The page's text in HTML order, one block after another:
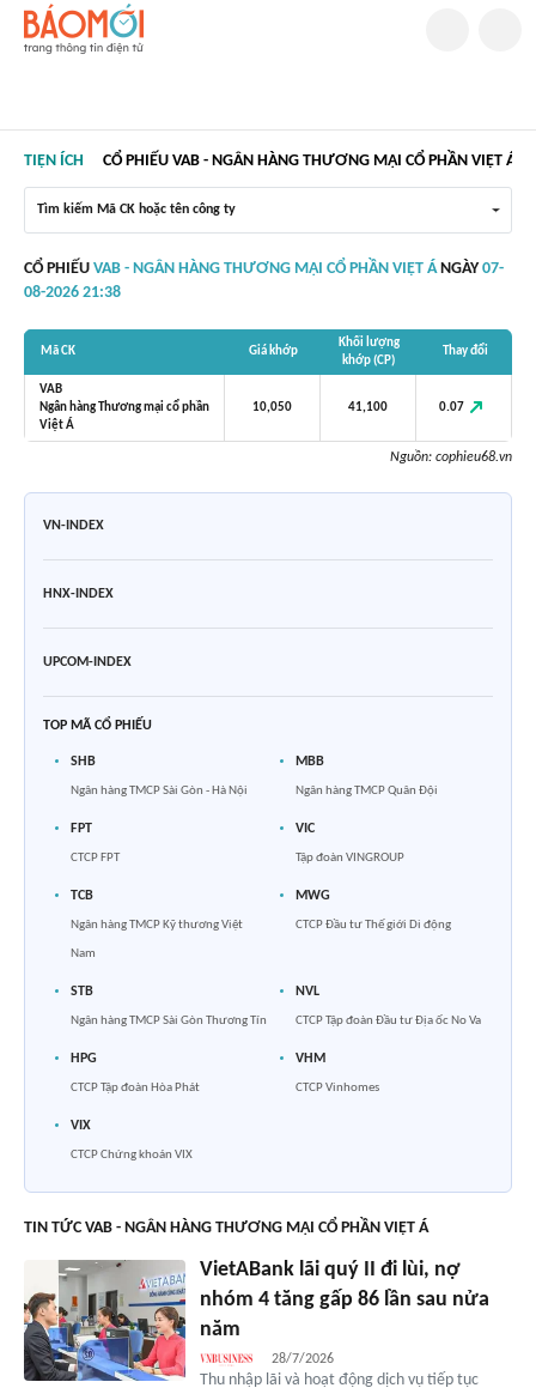
TIỆN ÍCH CỔ PHIẾU VAB - NGÂN HÀNG THƯƠNG MẠI CỔ PHẦN VIỆT Á
Tìm kiếm Mã CK hoặc tên công ty
CỔ PHIẾU VAB - NGÂN HÀNG THƯƠNG MẠI CỔ PHẦN VIỆT Á NGÀY 07-
08-2026 21:38
Mã CK Giá khớp
Khối lượng
khớp (CP)
Thay đổi
VAB
Ngân hàng Thương mại cổ phần
Việt Á
10,050 41,100 0.07
Nguồn: cophieu68.vn
VN-INDEX
HNX-INDEX
UPCOM-INDEX
TOP MÃ CỔ PHIẾU
SHB
Ngân hàng TMCP Sài Gòn - Hà Nội
MBB
Ngân hàng TMCP Quân Đội
FPT
CTCP FPT
VIC
Tập đoàn VINGROUP
TCB
Ngân hàng TMCP Kỹ thương Việt
Nam
MWG
CTCP Đầu tư Thế giới Di động
STB
Ngân hàng TMCP Sài Gòn Thương Tín
NVL
CTCP Tập đoàn Đầu tư Địa ốc No Va
HPG
CTCP Tập đoàn Hòa Phát
VHM
CTCP Vinhomes
VIX
CTCP Chứng khoán VIX
TIN TỨC VAB - NGÂN HÀNG THƯƠNG MẠI CỔ PHẦN VIỆT Á
VietABank lãi quý II đi lùi, nợ
nhóm 4 tăng gấp 86 lần sau nửa
năm
28/7/2026
Thu nhập lãi và hoạt động dịch vụ tiếp tục